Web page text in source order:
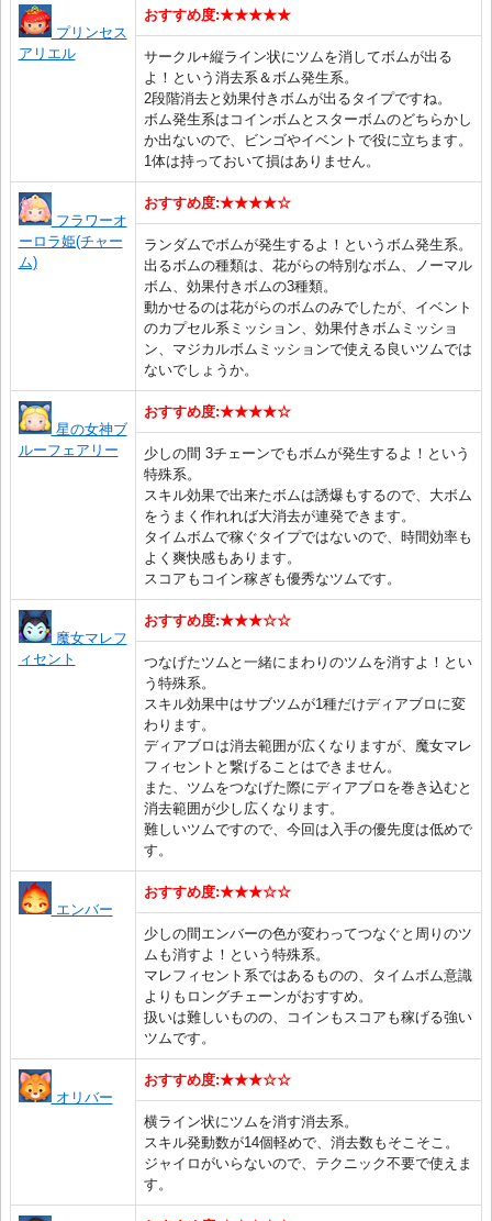
プリンセス
アリエル
おすすめ度:★★★★★
サークル+縦ライン状にツムを消してボムが出る
よ！という消去系＆ボム発生系。
2段階消去と効果付きボムが出るタイプですね。
ボム発生系はコインボムとスターボムのどちらかし
か出ないので、ビンゴやイベントで役に立ちます。
1体は持っておいて損はありません。
フラワーオ
ーロラ姫(チャー
ム)
おすすめ度:★★★★☆
ランダムでボムが発生するよ！というボム発生系。
出るボムの種類は、花がらの特別なボム、ノーマル
ボム、効果付きボムの3種類。
動かせるのは花がらのボムのみでしたが、イベント
のカプセル系ミッション、効果付きボムミッショ
ン、マジカルボムミッションで使える良いツムでは
ないでしょうか。
星の女神ブ
ルーフェアリー
おすすめ度:★★★★☆
少しの間 3チェーンでもボムが発生するよ！という
特殊系。
スキル効果で出来たボムは誘爆もするので、大ボム
をうまく作れれば大消去が連発できます。
タイムボムで稼ぐタイプではないので、時間効率も
よく爽快感もあります。
スコアもコイン稼ぎも優秀なツムです。
魔女マレフ
ィセント
おすすめ度:★★★☆☆
つなげたツムと一緒にまわりのツムを消すよ！とい
う特殊系。
スキル効果中はサブツムが1種だけディアブロに変
わります。
ディアブロは消去範囲が広くなりますが、魔女マレ
フィセントと繋げることはできません。
また、ツムをつなげた際にディアブロを巻き込むと
消去範囲が少し広くなります。
難しいツムですので、今回は入手の優先度は低めで
す。
エンバー
おすすめ度:★★★☆☆
少しの間エンバーの色が変わってつなぐと周りのツ
ムも消すよ！という特殊系。
マレフィセント系ではあるものの、タイムボム意識
よりもロングチェーンがおすすめ。
扱いは難しいものの、コインもスコアも稼げる強い
ツムです。
オリバー
おすすめ度:★★★☆☆
横ライン状にツムを消す消去系。
スキル発動数が14個軽めで、消去数もそこそこ。
ジャイロがいらないので、テクニック不要で使えま
す。